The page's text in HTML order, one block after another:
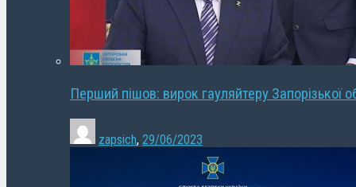
Перший пішов: вирок гауляйтеру Запорізької
zapsich, 29/06/2023